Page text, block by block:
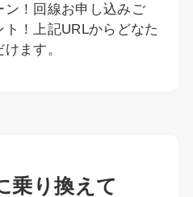
！回線お申し込みご
！上記URLからどなた
ます。
乗り換えて